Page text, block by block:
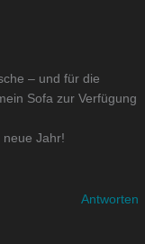
– und für die
Sofa zur Verfügung
neue Jahr!
Antworten